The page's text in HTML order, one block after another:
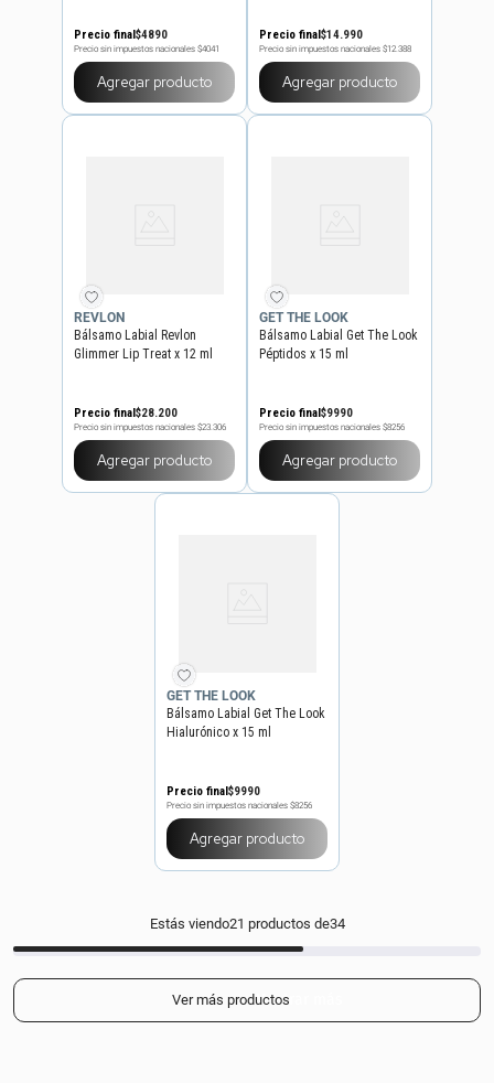
Precio final$4890
Precio sin impuestos nacionales $4041
Agregar producto
Precio final$14.990
Precio sin impuestos nacionales $12.388
Agregar producto
REVLON
Bálsamo Labial Revlon
Glimmer Lip Treat x 12 ml
Precio final$28.200
Precio sin impuestos nacionales $23.306
Agregar producto
GET THE LOOK
Bálsamo Labial Get The Look
Péptidos x 15 ml
Precio final$9990
Precio sin impuestos nacionales $8256
Agregar producto
GET THE LOOK
Bálsamo Labial Get The Look
Hialurónico x 15 ml
Precio final$9990
Precio sin impuestos nacionales $8256
Agregar producto
Estás viendo21 productos de34
Mostrar más